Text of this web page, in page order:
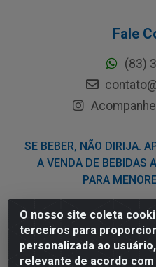
O nosso site coleta
terceiros para
personalizada ao
relevante de acordo
Fale
(83)
SE BEBER, NÃO DIRIJA.
A VENDA DE BEBIDAS
PARA
Nordil Distribuidora -
Sesi - Bayeux/PB -